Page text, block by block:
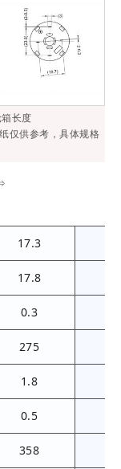
长度
仅供参考，具体规格
17.3
17.8
0.3
275
1.8
0.5
358